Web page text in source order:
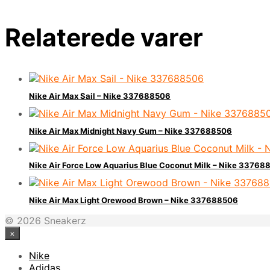
Relaterede varer
Nike Air Max Sail – Nike 337688506
Nike Air Max Midnight Navy Gum – Nike 337688506
Nike Air Force Low Aquarius Blue Coconut Milk – Nike
Nike Air Max Light Orewood Brown – Nike 337688506
© 2026 Sneakerz
×
Nike
Adidas